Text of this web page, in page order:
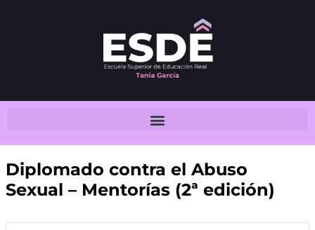
Diplomado contra el Abuso
Sexual – Mentorías (2ª edición)